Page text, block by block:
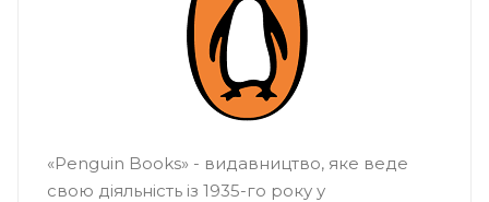
«Penguin Books» - видавництво, яке веде
свою діяльність із 1935-го року у